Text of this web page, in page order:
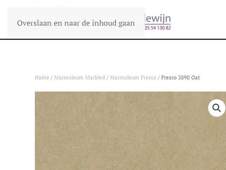
Overslaan en naar de inhoud gaan
Home / Marmoleum Marbled / Marmoleum Fresco / Fresco 3890 Oat